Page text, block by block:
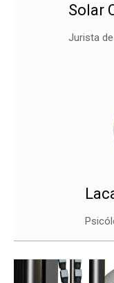
Solar
Jurista